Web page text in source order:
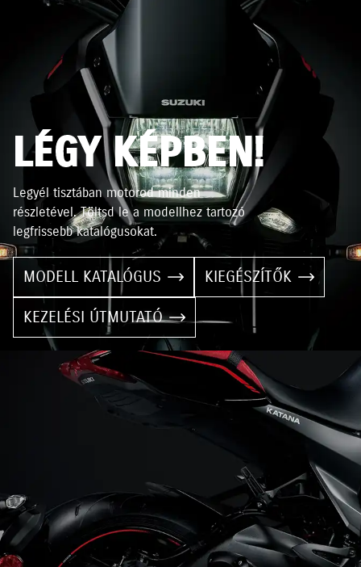
LÉGY KÉPBEN!
Legyél tisztában motorod minden
részletével. Töltsd le a modellhez tartozó
legfrissebb katalógusokat.
MODELL KATALÓGUS
KIEGÉSZÍTŐK
KEZELÉSI ÚTMUTATÓ